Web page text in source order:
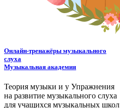
Онлайн-тренажёры музыкального
слуха
Музыкальная академия
Теория музыки и у Упражнения
на развитие музыкального слуха
для учащихся музыкальных школ